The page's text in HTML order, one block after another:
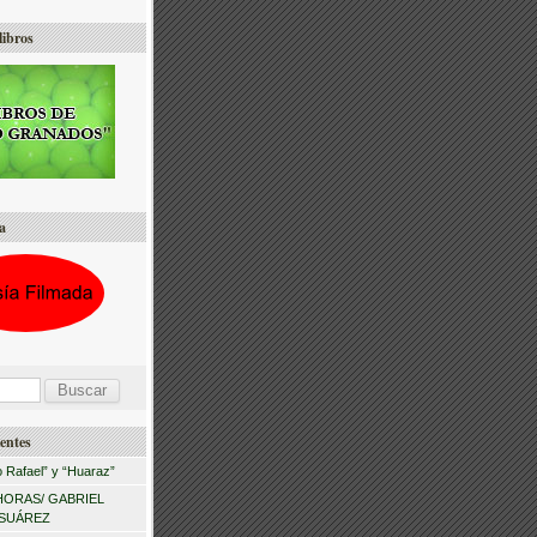
Rafael” y “Huaraz”
GABRIEL